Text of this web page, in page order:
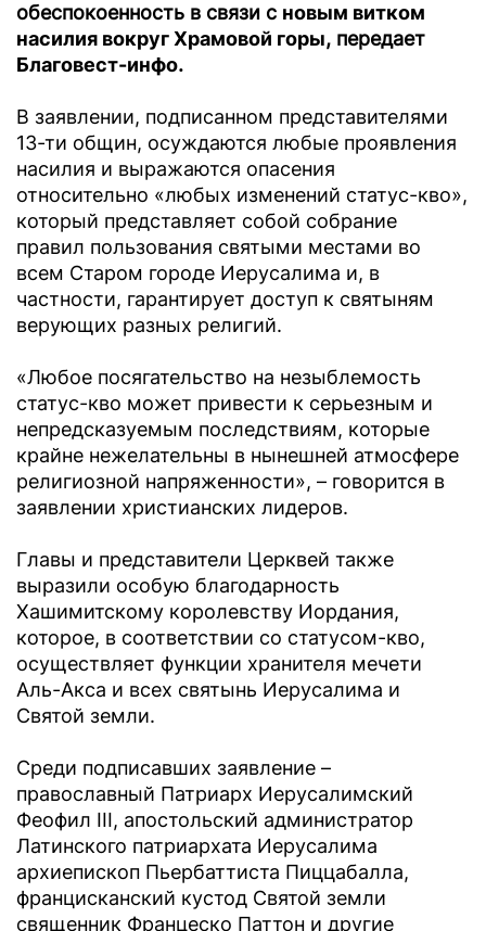
обеспокоенность в связи с новым витком
насилия вокруг Храмовой горы, передает
Благовест-инфо.
В заявлении, подписанном представителями
13-ти общин, осуждаются любые проявления
насилия и выражаются опасения
относительно «любых изменений статус-кво»,
который представляет собой собрание
правил пользования святыми местами во
всем Старом городе Иерусалима и, в
частности, гарантирует доступ к святыням
верующих разных религий.
«Любое посягательство на незыблемость
статус-кво может привести к серьезным и
непредсказуемым последствиям, которые
крайне нежелательны в нынешней атмосфере
религиозной напряженности», – говорится в
заявлении христианских лидеров.
Главы и представители Церквей также
выразили особую благодарность
Хашимитскому королевству Иордания,
которое, в соответствии со статусом-кво,
осуществляет функции хранителя мечети
Аль-Акса и всех святынь Иерусалима и
Святой земли.
Среди подписавших заявление –
православный Патриарх Иерусалимский
Феофил III, апостольский администратор
Латинского патриархата Иерусалима
архиепископ Пьербаттиста Пиццабалла,
францисканский кустод Святой земли
священник Францеско Паттон и другие